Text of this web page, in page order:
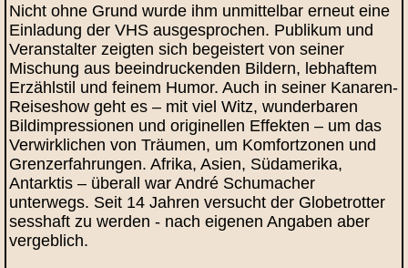
Nicht ohne Grund wurde ihm unmittelbar erneut eine
Einladung der VHS ausgesprochen. Publikum und
Veranstalter zeigten sich begeistert von seiner
Mischung aus beeindruckenden Bildern, lebhaftem
Erzählstil und feinem Humor. Auch in seiner Kanaren-
Reiseshow geht es – mit viel Witz, wunderbaren
Bildimpressionen und originellen Effekten – um das
Verwirklichen von Träumen, um Komfortzonen und
Grenzerfahrungen. Afrika, Asien, Südamerika,
Antarktis – überall war André Schumacher
unterwegs. Seit 14 Jahren versucht der Globetrotter
sesshaft zu werden - nach eigenen Angaben aber
vergeblich.